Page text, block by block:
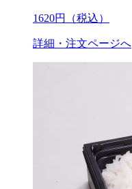
1620円（税込）
詳細・注文ページへ